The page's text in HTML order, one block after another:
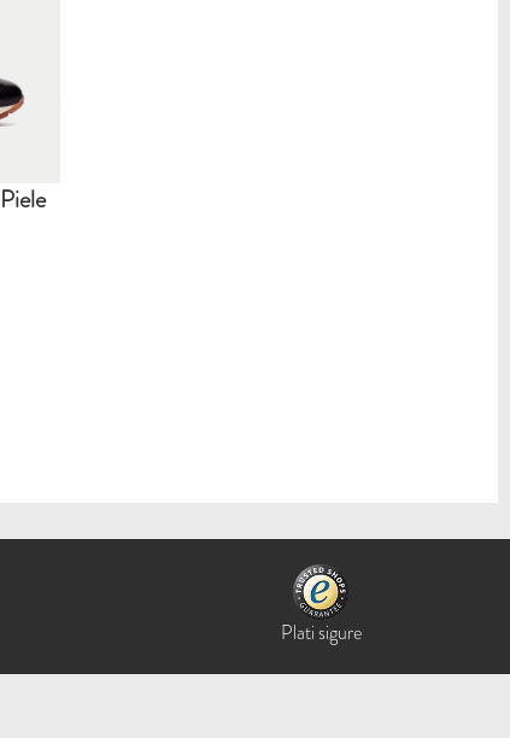
Plati sigure